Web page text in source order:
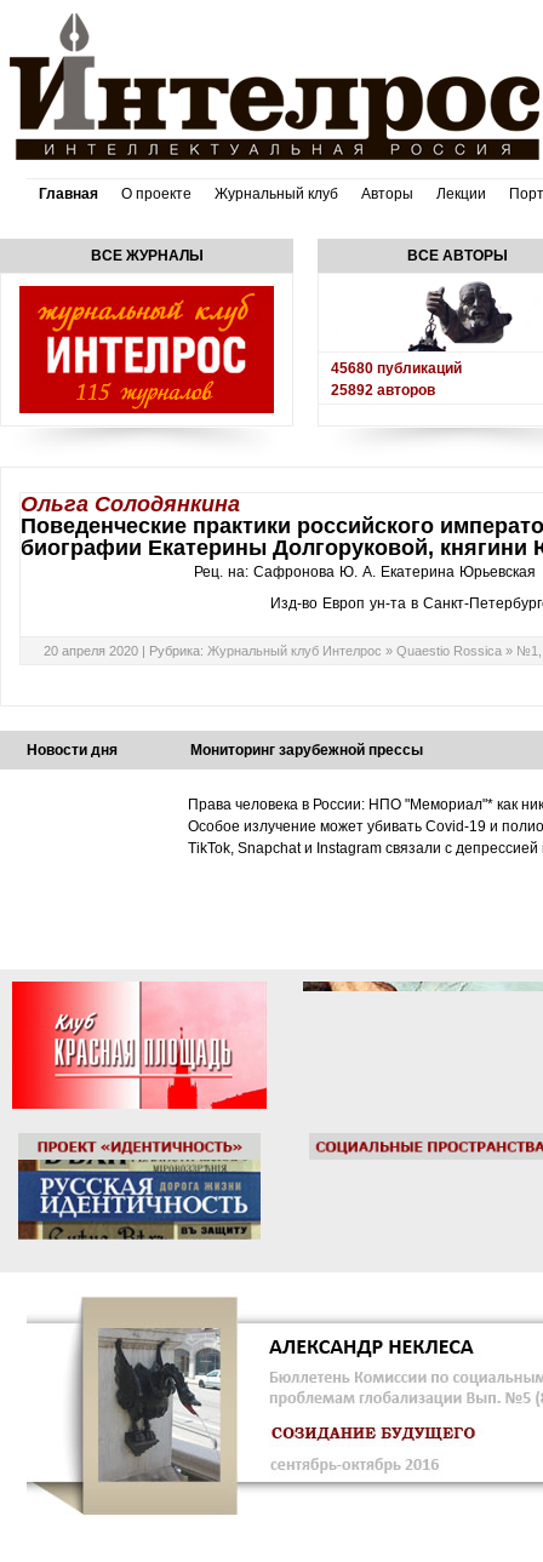
Главная О проекте Журнальный клуб Авторы Лекции
ВСЕ ЖУРНАЛЫ ВСЕ АВТОРЫ
45680 публикаций
25892 авторов
Ольга Солодянкина
Поведенческие практики российского
биографии Екатерины Долгоруковой, княгини
Рец. на: Сафронова Ю. А. Екатерина
Изд-во Европ ун-та в Санкт-
20 апреля 2020 | Рубрика: Журнальный клуб Интелрос » Quaestio Rossica » №1,
Новости дня Мониторинг зарубежной прессы
Права человека в России: НПО "Мемориал"* как
Особое излучение может убивать Covid-19 и
TikTok, Snapchat и Instagram связали с